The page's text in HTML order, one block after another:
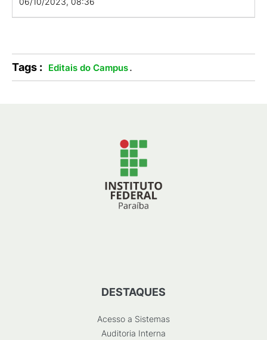
Tags : Editais do Campus.
DESTAQUES
Acesso a Sistemas
Auditoria Interna